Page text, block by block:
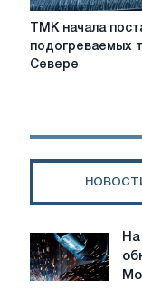
ТМК
поставки
для
ТМК начала
подогреваемых
Севере
На
БМК
произвели